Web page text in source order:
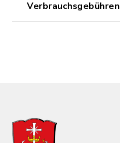
Verbrauchsgebühren